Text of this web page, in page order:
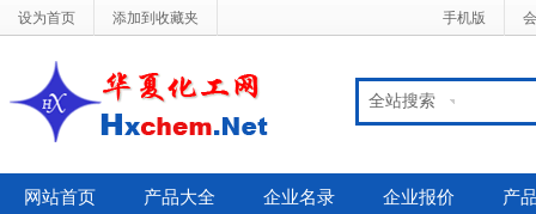
设为首页 添加到收藏夹 手机版
全站搜索
网站首页 产品大全 企业名录 企业报价 产